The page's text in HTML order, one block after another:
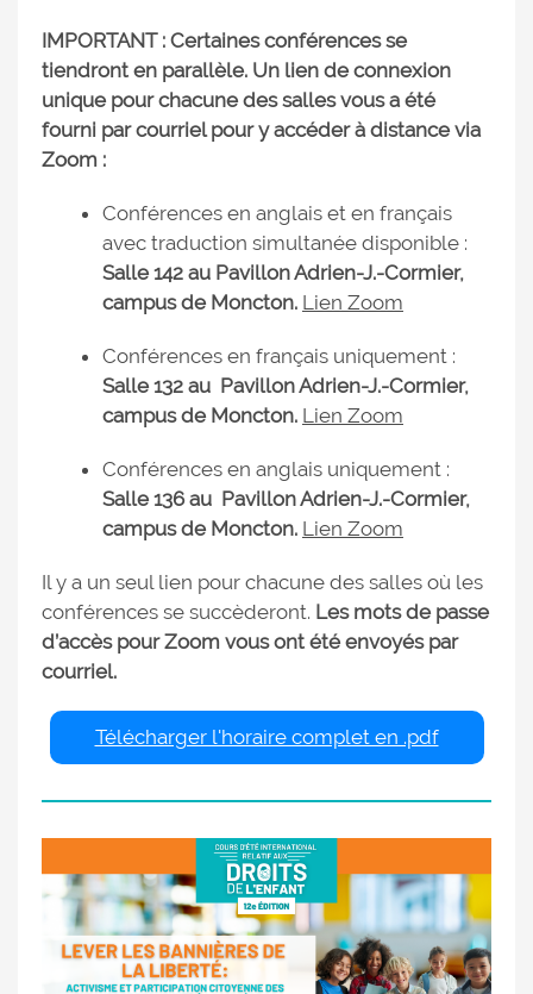
IMPORTANT : Certaines conférences se
tiendront en parallèle. Un lien de connexion
unique pour chacune des salles vous a été
fourni par courriel pour y accéder à distance via
Zoom :
Conférences en anglais et en français
avec traduction simultanée disponible :
Salle 142 au Pavillon Adrien-J.-Cormier,
campus de Moncton. Lien Zoom
Conférences en français uniquement :
Salle 132 au Pavillon Adrien-J.-Cormier,
campus de Moncton. Lien Zoom
Conférences en anglais uniquement :
Salle 136 au Pavillon Adrien-J.-Cormier,
campus de Moncton. Lien Zoom
Il y a un seul lien pour chacune des salles où les
conférences se succèderont. Les mots de passe
d’accès pour Zoom vous ont été envoyés par
courriel.
Télécharger l'horaire complet en .pdf